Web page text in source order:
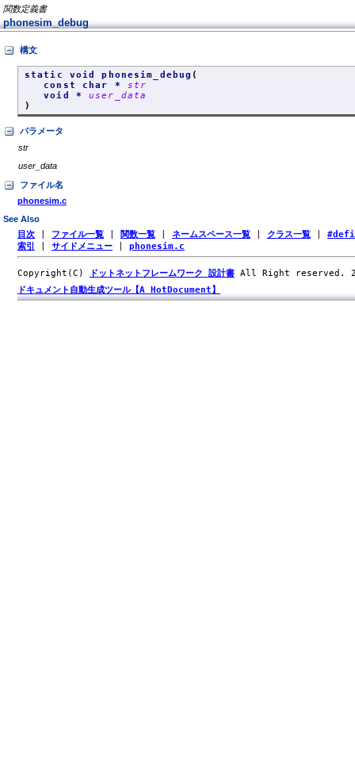
関数定義書
phonesim_debug
構文
static void phonesim_debug (
const char * str
void *user_data
)
パラメータ
str
user_data
ファイル名
phonesim.c
See Also
目次 ファイル一覧 関数一覧 ネームスペース一覧 クラス一覧
索引
サイドメニュー phonesim.c
Copyright(C) ドットネットフレームワーク 設計書 All Right reserved.
ドキュメント自動生成ツール【A HotDocument】